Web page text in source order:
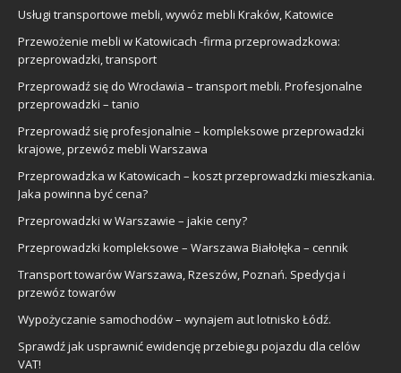
Usługi transportowe mebli, wywóz mebli Kraków, Katowice
Przewożenie mebli w Katowicach -firma przeprowadzkowa:
przeprowadzki, transport
Przeprowadź się do Wrocławia – transport mebli. Profesjonalne
przeprowadzki – tanio
Przeprowadź się profesjonalnie – kompleksowe przeprowadzki
krajowe, przewóz mebli Warszawa
Przeprowadzka w Katowicach – koszt przeprowadzki mieszkania.
Jaka powinna być cena?
Przeprowadzki w Warszawie – jakie ceny?
Przeprowadzki kompleksowe – Warszawa Białołęka – cennik
Transport towarów Warszawa, Rzeszów, Poznań. Spedycja i
przewóz towarów
Wypożyczanie samochodów – wynajem aut lotnisko Łódź.
Sprawdź jak usprawnić ewidencję przebiegu pojazdu dla celów
VAT!